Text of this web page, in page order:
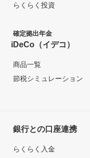
らくらく投資
確定拠出年金
iDeCo（イデコ）
商品一覧
節税シミュレーション
銀行との口座連携
らくらく入金